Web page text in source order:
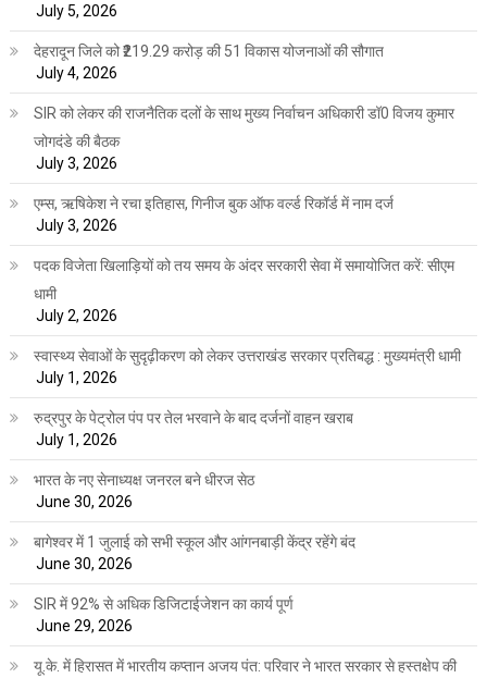
July 5, 2026
देहरादून जिले को ₹219.29 करोड़ की 51 विकास योजनाओं की सौगात
July 4, 2026
SIR को लेकर की राजनैतिक दलों के साथ मुख्य निर्वाचन अधिकारी डॉ0 विजय कुमार
जोगदंडे की बैठक
July 3, 2026
एम्स, ऋषिकेश ने रचा इतिहास, गिनीज बुक ऑफ वर्ल्ड रिकॉर्ड में नाम दर्ज
July 3, 2026
पदक विजेता खिलाड़ियों को तय समय के अंदर सरकारी सेवा में समायोजित करें: सीएम
धामी
July 2, 2026
स्वास्थ्य सेवाओं के सुदृढ़ीकरण को लेकर उत्तराखंड सरकार प्रतिबद्ध : मुख्यमंत्री धामी
July 1, 2026
रुद्रपुर के पेट्रोल पंप पर तेल भरवाने के बाद दर्जनों वाहन खराब
July 1, 2026
भारत के नए सेनाध्यक्ष जनरल बने धीरज सेठ
June 30, 2026
बागेश्वर में 1 जुलाई को सभी स्कूल और आंगनबाड़ी केंद्र रहेंगे बंद
June 30, 2026
SIR में 92% से अधिक डिजिटाईजेशन का कार्य पूर्ण
June 29, 2026
यू.के. में हिरासत में भारतीय कप्तान अजय पंत: परिवार ने भारत सरकार से हस्तक्षेप की